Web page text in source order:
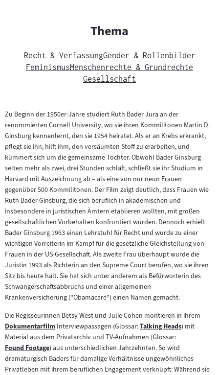
Thema
Recht & VerfassungGender & Rollenbilder
FeminismusMenschenrechte & Grundrechte
Gesellschaft
Zu Beginn der 1950er-Jahre studiert Ruth Bader Jura an der
renommierten Cornell University, wo sie ihren Kommilitonen Martin D.
Ginsburg kennenlernt, den sie 1954 heiratet. Als er an Krebs erkrankt,
pflegt sie ihn, hilft ihm, den versäumten Stoff zu erarbeiten, und
kümmert sich um die gemeinsame Tochter. Obwohl Bader Ginsburg
selten mehr als zwei, drei Stunden schläft, schließt sie ihr Studium in
Harvard mit Auszeichnung ab – als eine von nur neun Frauen
gegenüber 500 Kommilitonen. Der Film zeigt deutlich, dass Frauen wie
Ruth Bader Ginsburg, die sich beruflich in akademischen und
insbesondere in juristischen Ämtern etablieren wollten, mit großen
gesellschaftlichen Vorbehalten konfrontiert wurden. Dennoch erhielt
Bader Ginsburg 1963 einen Lehrstuhl für Recht und wurde zu einer
wichtigen Vorreiterin im Kampf für die gesetzliche Gleichstellung von
Frauen in der US-Gesellschaft. Als zweite Frau überhaupt wurde die
Juristin 1993 als Richterin an den Supreme Court berufen, wo sie ihren
Sitz bis heute hält. Sie hat sich unter anderem als Befürworterin des
Schwangerschaftsabbruchs und einer allgemeinen
Krankenversicherung ("Obamacare") einen Namen gemacht.
Die Regisseurinnen Betsy West und Julie Cohen montieren in ihrem
Zum
Inhalt:
Dokumentarfilm Interviewpassagen (Glossar:Zum
Inhalt:
Talking Heads) mit
Material aus dem Privatarchiv und TV-Aufnahmen (Glossar:
Zum
Inhalt:
Found Footage) aus unterschiedlichen Jahrzehnten. So wird
dramaturgisch Baders für damalige Verhältnisse ungewöhnliches
Privatleben mit ihrem beruflichen Engagement verknüpft: Während sie